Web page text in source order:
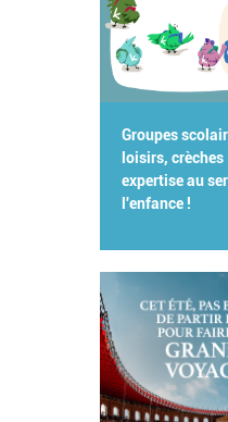
Groupes
loisirs,
expertise au
l'enfance !